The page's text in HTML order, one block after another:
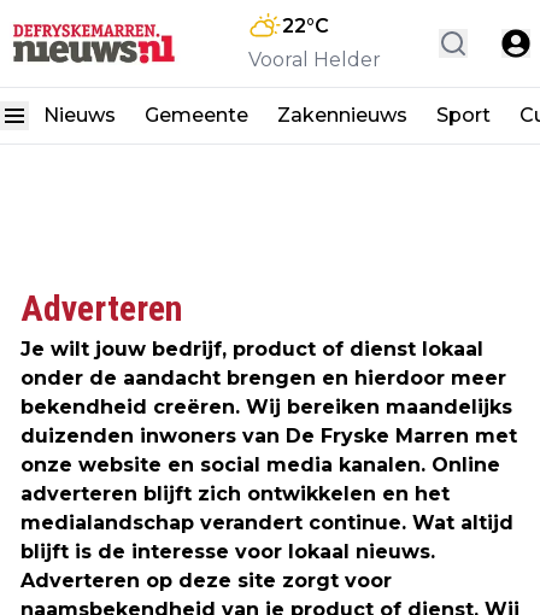
22°C
Vooral Helder
Nieuws Gemeente Zakennieuws Sport
Adverteren
Je wilt jouw bedrijf, product of dienst lokaal
onder de aandacht brengen en hierdoor meer
bekendheid creëren. Wij bereiken maandelijks
duizenden inwoners van De Fryske Marren met
onze website en social media kanalen. Online
adverteren blijft zich ontwikkelen en het
medialandschap verandert continue. Wat altijd
blijft is de interesse voor lokaal nieuws.
Adverteren op deze site zorgt voor
naamsbekendheid van je product of dienst. Wij